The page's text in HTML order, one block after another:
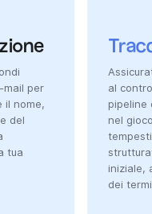
mail per
il nome,
del
tua
al
pipeline
nel
iniziale,
dei